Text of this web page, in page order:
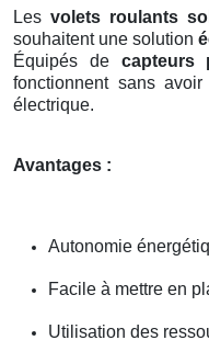
Les volets roulants
souhaitent une solution
Équipés de capteurs
fonctionnent sans
électrique.
Avantages :
Autonomie
Facile à mettre en
Utilisation des